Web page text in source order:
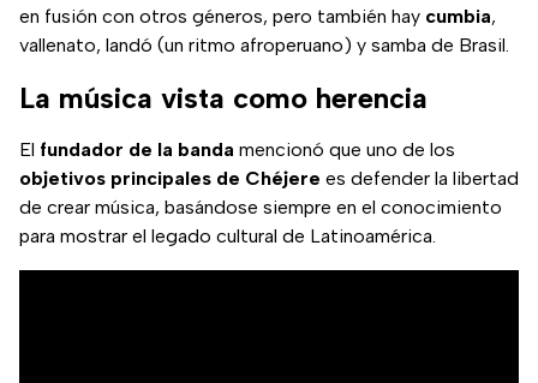
en fusión con otros géneros, pero también hay cumbia,
vallenato, landó (un ritmo afroperuano) y samba de Brasil.
La música vista como herencia
El fundador de la banda mencionó que uno de los
objetivos principales de Chéjere es defender la libertad
de crear música, basándose siempre en el conocimiento
para mostrar el legado cultural de Latinoamérica.